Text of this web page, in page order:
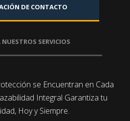
DE CONTACTO
SERVICIOS
se Encuentran en Cada
Integral Garantiza tu
Hoy y Siempre.